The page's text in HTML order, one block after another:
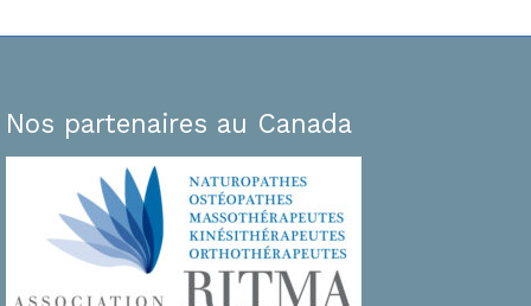
Nos partenaires au Canada